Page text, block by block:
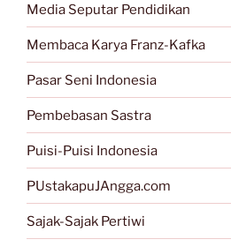
Media Seputar Pendidikan
Membaca Karya Franz-Kafka
Pasar Seni Indonesia
Pembebasan Sastra
Puisi-Puisi Indonesia
PUstakapuJAngga.com
Sajak-Sajak Pertiwi